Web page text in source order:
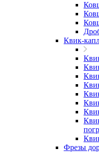
Квик-
Фрезы